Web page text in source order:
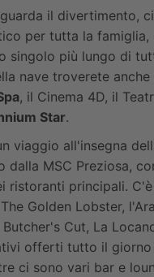
il divertimento,
per tutta la famiglia,
singolo più lungo di
nave troverete
, il Cinema 4D, il
Star.
viaggio all'insegna
dalla MSC Preziosa,
ristoranti principali.
Golden Lobster,
Cut, La
offerti tutto il giorno
ci sono vari bar e